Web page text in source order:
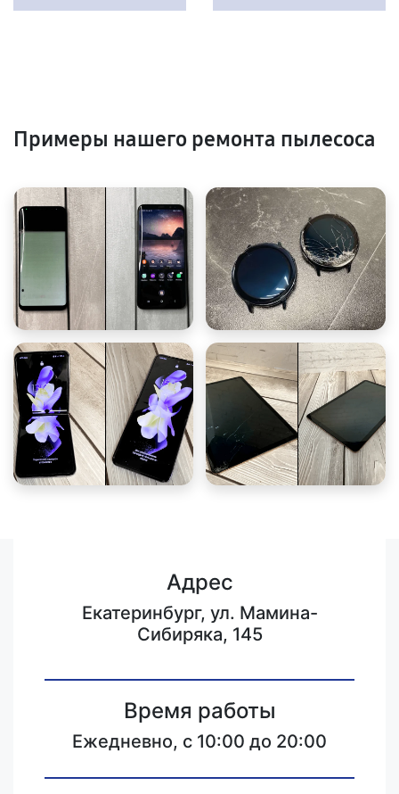
Примеры нашего ремонта пылесоса
Адрес
Екатеринбург, ул. Мамина-
Сибиряка, 145
Время работы
Ежедневно, с 10:00 до 20:00